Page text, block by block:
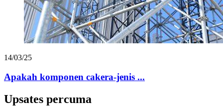
14/03/25
Apakah komponen cakera-jenis ...
Upsates percuma